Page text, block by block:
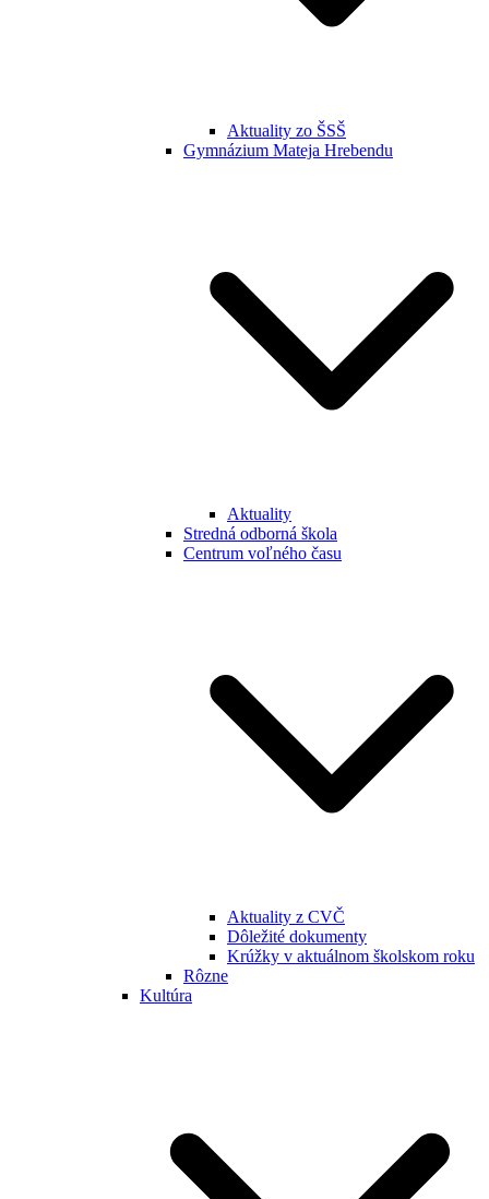
Aktuality zo ŠSŠ
Gymnázium Mateja Hrebendu
Aktuality
Stredná odborná škola
Centrum voľného času
Aktuality z CVČ
Dôležité dokumenty
Krúžky v aktuálnom školskom roku
Rôzne
Kultúra